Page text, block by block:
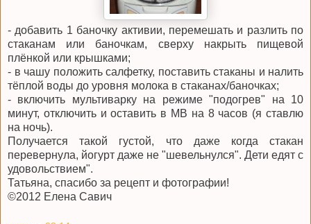
- добавить 1 баночку активии, перемешать и разлить по
стаканам или баночкам, сверху накрыть пищевой
плёнкой или крышками;
- в чашу положить салфетку, поставить стаканы и налить
тёплой воды до уровня молока в стаканах/баночках;
- включить мультиварку на режиме "подогрев" на 10
минут, отключить и оставить в МВ на 8 часов (я ставлю
на ночь).
Получается такой густой, что даже когда стакан
перевернула, йогурт даже не "шевельнулся". Дети едят с
удовольствием".
Татьяна, спасибо за рецепт и фотографии!
©2012 Елена Савич